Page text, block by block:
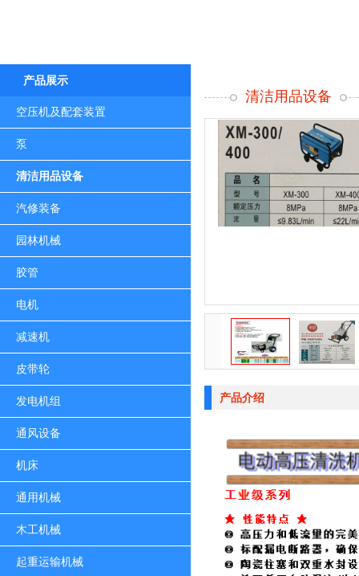
产品展示
空压机及配套装置
泵
清洁用品设备
汽修装备
园林机械
胶管
电机
减速机
皮带轮
发电机组
通风设备
机床
通用机械
木工机械
起重运输机械
清洁用品设备
产品介绍